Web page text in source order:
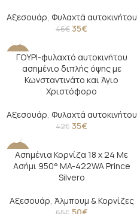
Αξεσουάρ, Φυλαχτά αυτοκινήτου
46€ 35€
-17%
ΓΟΥΡΙ-φυλαχτό αυτοκινήτου
ασημένιο διπλής όψης με
Κωνσταντινάτο και Άγιο
Χριστόφορο
Αξεσουάρ, Φυλαχτά αυτοκινήτου
42€ 35€
-23%
Ασημένια Κορνίζα 18 x 24 Με
Ασήμι 950° MA-422WA Prince
Silvero
Αξεσουάρ, Άλμπουμ & Κορνίζες